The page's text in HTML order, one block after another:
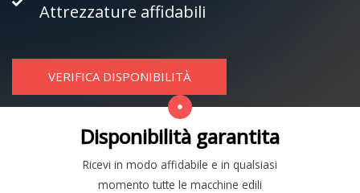
Attrezzature affidabili
VERIFICA DISPONIBILITÀ
Disponibilità garantita
Ricevi in modo affidabile e in qualsiasi
momento tutte le macchine edili